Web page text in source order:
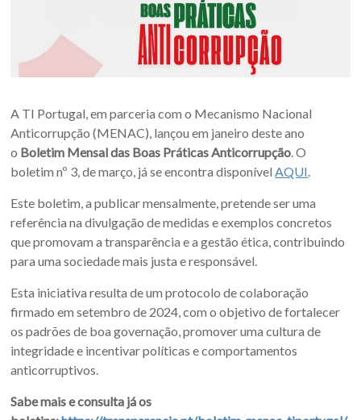
A TI Portugal, em parceria com o Mecanismo Nacional
Anticorrupção (MENAC), lançou em janeiro deste ano
o Boletim Mensal das Boas Práticas Anticorrupção . O
boletim nº 3, de março, já se encontra disponível AQUI
Este boletim, a publicar mensalmente, pretende ser uma
referência na divulgação de medidas e exemplos concretos
que promovam a transparência e a gestão ética, contribuindo
para uma sociedade mais justa e responsável.
Esta iniciativa resulta de um protocolo de colaboração
firmado em setembro de 2024, com o objetivo de fortalecer
os padrões de boa governação, promover uma cultura de
integridade e incentivar políticas e comportamentos
anticorruptivos.
Sabe mais e consulta já os